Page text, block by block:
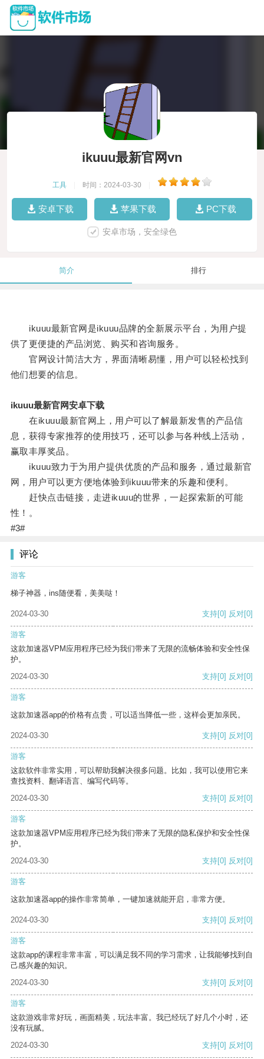
ikuuu最新官网vn
工具 时间：2024-03-30
安卓下载 苹果下载 PC下载
安卓市场，安全绿色
简介 排行
ikuuu最新官网是ikuuu品牌的全新展示平台，为用户提
供了更便捷的产品浏览、购买和咨询服务。
官网设计简洁大方，界面清晰易懂，用户可以轻松找到
他们想要的信息。
ikuuu最新官网安卓下载
在ikuuu最新官网上，用户可以了解最新发售的产品信
息，获得专家推荐的使用技巧，还可以参与各种线上活动，
赢取丰厚奖品。
ikuuu致力于为用户提供优质的产品和服务，通过最新官
网，用户可以更方便地体验到ikuuu带来的乐趣和便利。
赶快点击链接，走进ikuuu的世界，一起探索新的可能
性！。
#3#
评论
游客
梯子神器，ins随便看，美美哒！
2024-03-30 支持[0] 反对[0]
游客
这款加速器VPM应用程序已经为我们带来了无限的流畅体验和安全性保
护。
2024-03-30
支持[0] 反对[0]
游客
这款加速器app的价格有点贵，可以适当降低一些，这样会更加亲民。
2024-03-30 支持[0] 反对[0]
游客
这款软件非常实用，可以帮助我解决很多问题。比如，我可以使用它来
查找资料、翻译语言、编写代码等。
2024-03-30
支持[0] 反对[0]
游客
这款加速器VPM应用程序已经为我们带来了无限的隐私保护和安全性保
护。
2024-03-30
支持[0] 反对[0]
游客
这款加速器app的操作非常简单，一键加速就能开启，非常方便。
2024-03-30 支持[0] 反对[0]
游客
这款app的课程非常丰富，可以满足我不同的学习需求，让我能够找到自
己感兴趣的知识。
2024-03-30
支持[0] 反对[0]
游客
这款游戏非常好玩，画面精美，玩法丰富。我已经玩了好几个小时，还
没有玩腻。
2024-03-30
支持[0] 反对[0]